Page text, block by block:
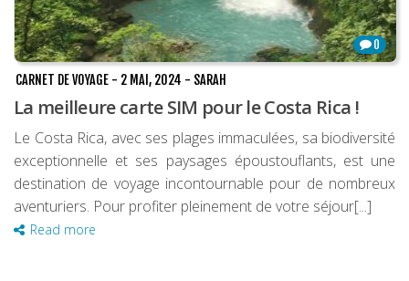
0
CARNET DE VOYAGE - 2 MAI, 2024 - SARAH
La meilleure carte SIM pour le Costa Rica !
Le Costa Rica, avec ses plages immaculées, sa biodiversité
exceptionnelle et ses paysages époustouflants, est une
destination de voyage incontournable pour de nombreux
aventuriers. Pour profiter pleinement de votre séjour[...]
Read more